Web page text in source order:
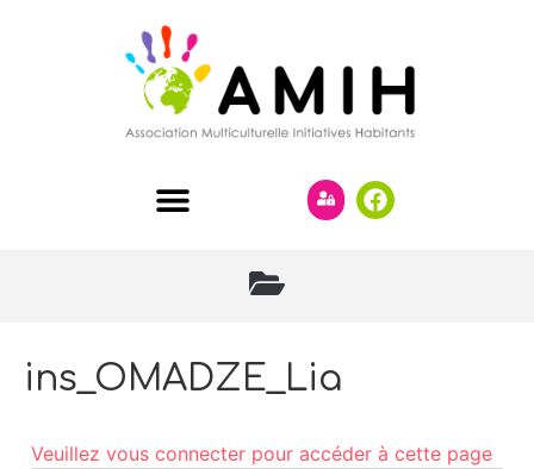
ins_OMADZE_Lia
Veuillez vous connecter pour accéder à cette page